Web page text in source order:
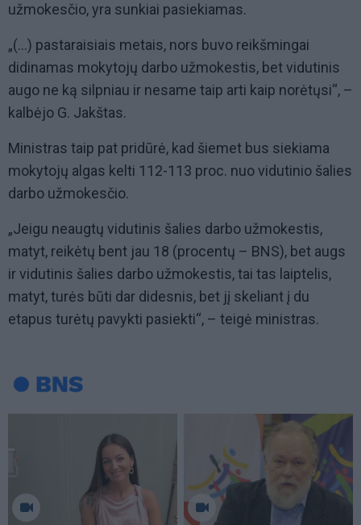
užmokesčio, yra sunkiai pasiekiamas.
„(...) pastaraisiais metais, nors buvo reikšmingai
didinamas mokytojų darbo užmokestis, bet vidutinis
augo ne ką silpniau ir nesame taip arti kaip norėtųsi“, –
kalbėjo G. Jakštas.
Ministras taip pat pridūrė, kad šiemet bus siekiama
mokytojų algas kelti 112-113 proc. nuo vidutinio šalies
darbo užmokesčio.
„Jeigu neaugtų vidutinis šalies darbo užmokestis,
matyt, reikėtų bent jau 18 (procentų – BNS), bet augs
ir vidutinis šalies darbo užmokestis, tai tas laiptelis,
matyt, turės būti dar didesnis, bet jį skeliant į du
etapus turėtų pavykti pasiekti“, – teigė ministras.